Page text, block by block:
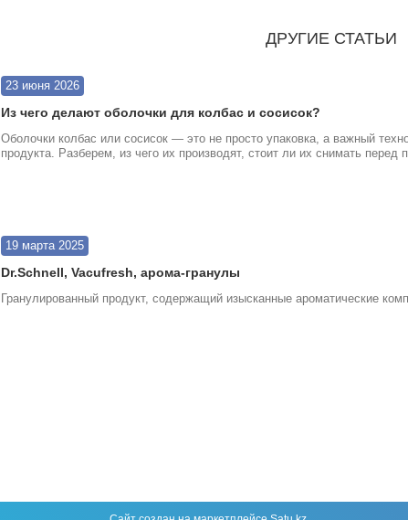
ДРУГИЕ СТАТЬИ
23 июня 2026
Из чего делают оболочки для колбас и сосисок?
Оболочки колбас или сосисок — это не просто упаковка, а важный
продукта. Разберем, из чего их производят, стоит ли их снимать перед
19 марта 2025
Dr.Schnell, Vacufresh, арома-гранулы
Гранулированный продукт, содержащий изысканные ароматические